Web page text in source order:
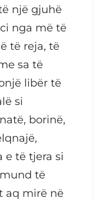
një gjuhë
nga më të
të reja, të
sa të
libër të
si
borinë,
e të tjera si
të
aq mirë në